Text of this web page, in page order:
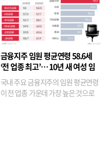
금융지주 임원 평균연령 58.6세
‘전 업종 최고’… 10년 새 여성 임
원은 14배 껑충
국내 주요 금융지주의 임원 평균연령
이 전 업종 가운데 가장 높은 것으로